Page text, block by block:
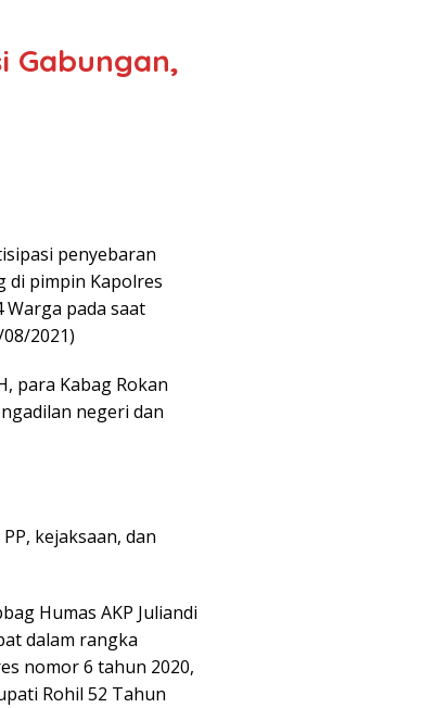
Gabungan,
penyebaran
di pimpin Kapolres
Warga pada saat
2021)
para Kabag Rokan
negeri dan
kejaksaan, dan
Humas AKP Juliandi
dalam rangka
nomor 6 tahun 2020,
Rohil 52 Tahun